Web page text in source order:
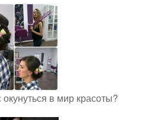
в мир красоты?